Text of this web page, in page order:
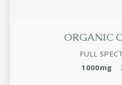
ORGANIC
FULL
1000mg